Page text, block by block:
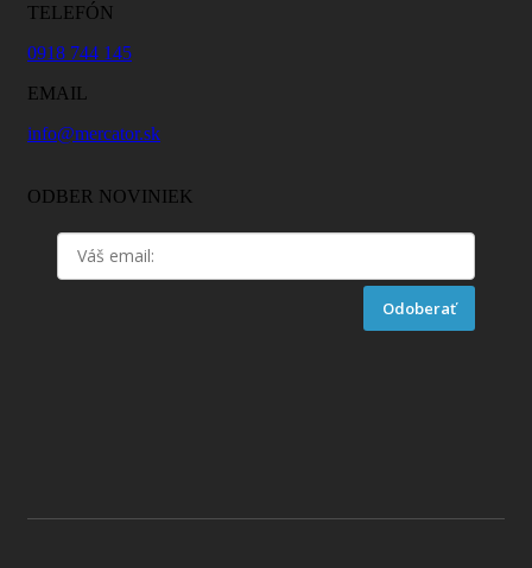
TELEFÓN
0918 744 145
EMAIL
info@mercator.sk
ODBER NOVINIEK
Odoberať